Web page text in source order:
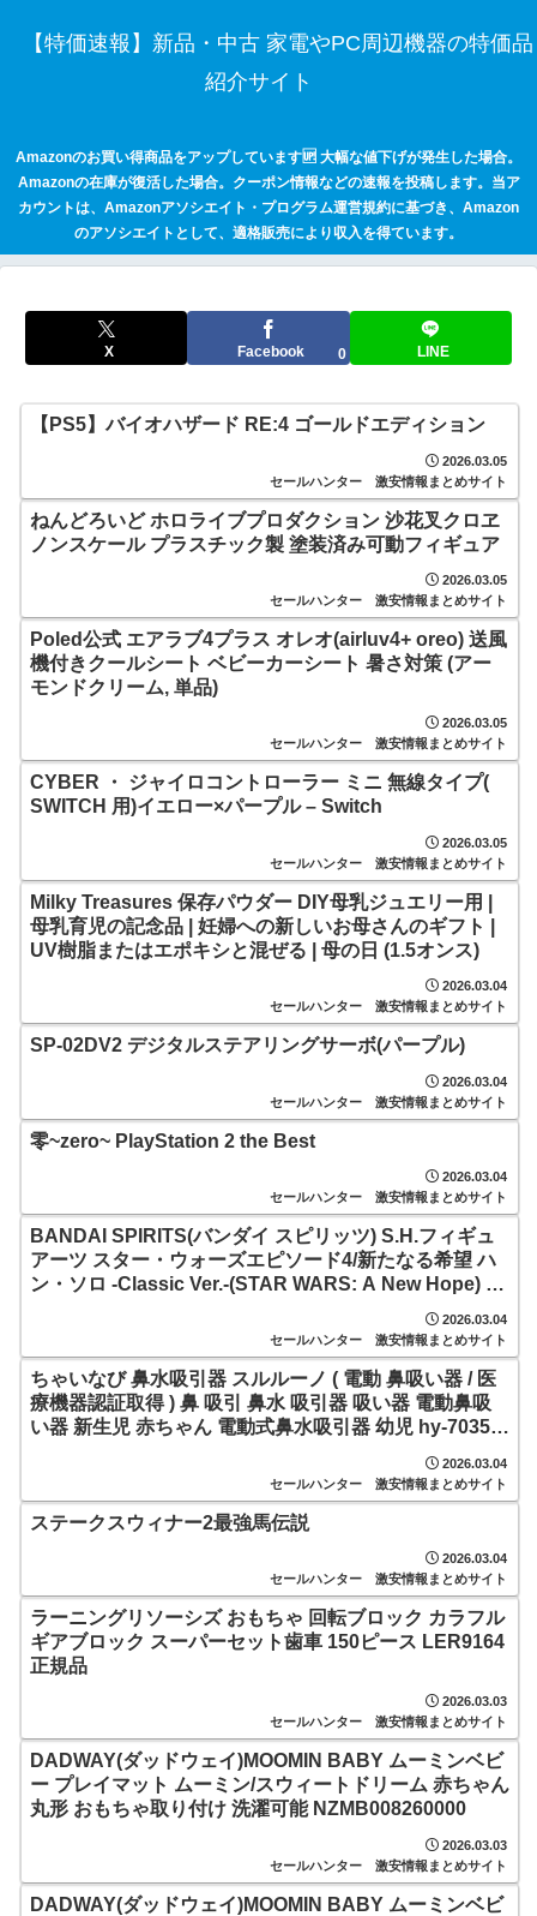
【特価速報】新品・中古 家電やPC周辺機器の特価品
紹介サイト
Amazonのお買い得商品をアップしています🆙 大幅な値下げが発生した場合。
Amazonの在庫が復活した場合。クーポン情報などの速報を投稿します。当ア
カウントは、Amazonアソシエイト・プログラム運営規約に基づき、Amazon
のアソシエイトとして、適格販売により収入を得ています。
X Facebook 0 LINE
【PS5】バイオハザード RE:4 ゴールドエディション
2026.03.05
セールハンター 激安情報まとめサイト
ねんどろいど ホロライブプロダクション 沙花叉クロヱ
ノンスケール プラスチック製 塗装済み可動フィギュア
2026.03.05
セールハンター 激安情報まとめサイト
Poled公式 エアラブ4プラス オレオ(airluv4+ oreo) 送風
機付きクールシート ベビーカーシート 暑さ対策 (アー
モンドクリーム, 単品)
2026.03.05
セールハンター 激安情報まとめサイト
CYBER ・ ジャイロコントローラー ミニ 無線タイプ(
SWITCH 用)イエロー×パープル – Switch
2026.03.05
セールハンター 激安情報まとめサイト
Milky Treasures 保存パウダー DIY母乳ジュエリー用 |
母乳育児の記念品 | 妊婦への新しいお母さんのギフト |
UV樹脂またはエポキシと混ぜる | 母の日 (1.5オンス)
2026.03.04
セールハンター 激安情報まとめサイト
SP-02DV2 デジタルステアリングサーボ(パープル)
2026.03.04
セールハンター 激安情報まとめサイト
零~zero~ PlayStation 2 the Best
2026.03.04
セールハンター 激安情報まとめサイト
BANDAI SPIRITS(バンダイ スピリッツ) S.H.フィギュ
アーツ スター・ウォーズエピソード4/新たなる希望 ハ
ン・ソロ -Classic Ver.-(STAR WARS: A New Hope) 約
150mm PVC&ABS製 塗装済み可動フィギュア
2026.03.04
セールハンター 激安情報まとめサイト
ちゃいなび 鼻水吸引器 スルルーノ ( 電動 鼻吸い器 / 医
療機器認証取得 ) 鼻 吸引 鼻水 吸引器 吸い器 電動鼻吸
い器 新生児 赤ちゃん 電動式鼻水吸引器 幼児 hy-7035
2026.03.04
セールハンター 激安情報まとめサイト
ステークスウィナー2最強馬伝説
2026.03.04
セールハンター 激安情報まとめサイト
ラーニングリソーシズ おもちゃ 回転ブロック カラフル
ギアブロック スーパーセット歯車 150ピース LER9164
正規品
2026.03.03
セールハンター 激安情報まとめサイト
DADWAY(ダッドウェイ)MOOMIN BABY ムーミンベビ
ー プレイマット ムーミン/スウィートドリーム 赤ちゃん
丸形 おもちゃ取り付け 洗濯可能 NZMB008260000
2026.03.03
セールハンター 激安情報まとめサイト
DADWAY(ダッドウェイ)MOOMIN BABY ムーミンベビ